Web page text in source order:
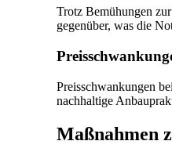
Trotz Bemühungen
gegenüber, was die
Preisschwankungen
nachhaltige
Maßnahmen